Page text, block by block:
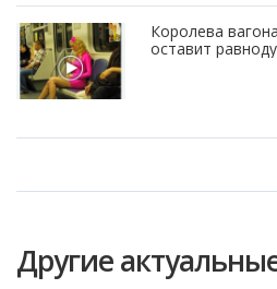
Королева
оставит
Другие